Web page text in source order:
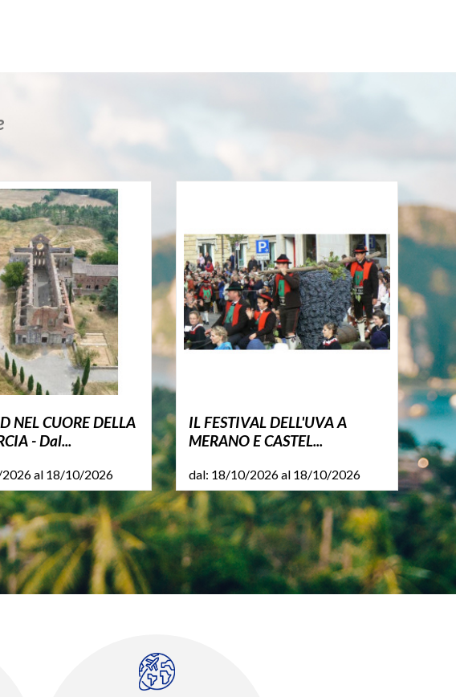
NEL CUORE DELLA
- Dal...
al 18/10/2026
IL FESTIVAL DELL'UVA A
MERANO E CASTEL...
dal: 18/10/2026 al 18/10/2026